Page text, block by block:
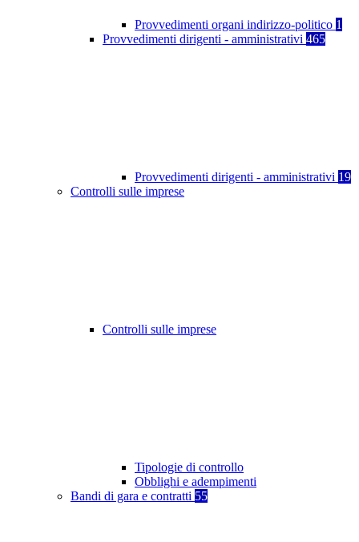
Provvedimenti organi indirizzo-politico 1
Provvedimenti dirigenti - amministrativi 465
Provvedimenti dirigenti - amministrativi 19
Controlli sulle imprese
Controlli sulle imprese
Tipologie di controllo
Obblighi e adempimenti
Bandi di gara e contratti 55